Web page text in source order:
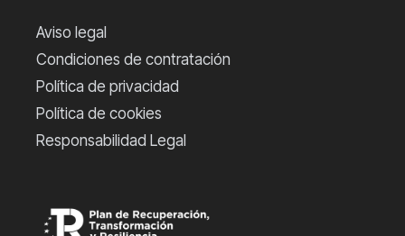
Aviso legal
Condiciones de contratación
Política de privacidad
Política de cookies
Responsabilidad Legal